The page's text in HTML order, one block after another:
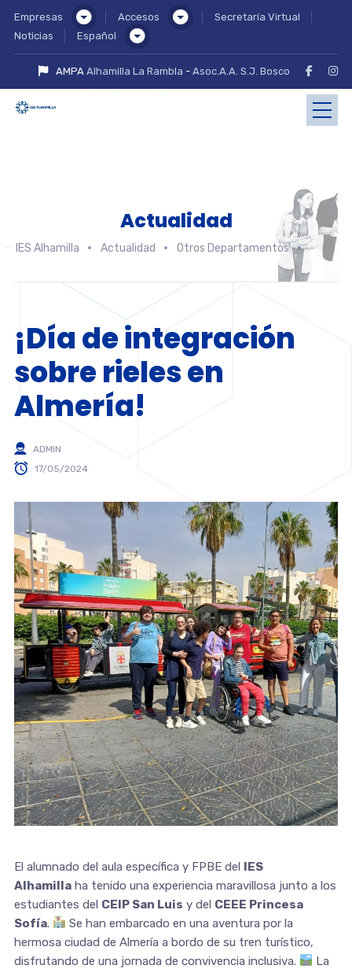
Empresas Accesos
Secretaría Virtual
Noticias
Español
AMPAAlhamilla La Rambla -Asoc.A.A. S.J. Bosco
Actualidad
IES Alhamilla Actualidad Otros Departamentos
¡Día de integración
sobre rieles en
Almería!
ADMIN
17/05/2024
El alumnado del aula específica y FPBE del IES
Alhamillaha tenido una experiencia maravillosa junto a los
estudiantes del CEIP San Luis y del CEEE Princesa
Sofía.
Se han embarcado en una aventura por la
hermosa ciudad de Almería a bordo de su tren turístico,
disfrutando de una jornada de convivencia inclusiva.
La